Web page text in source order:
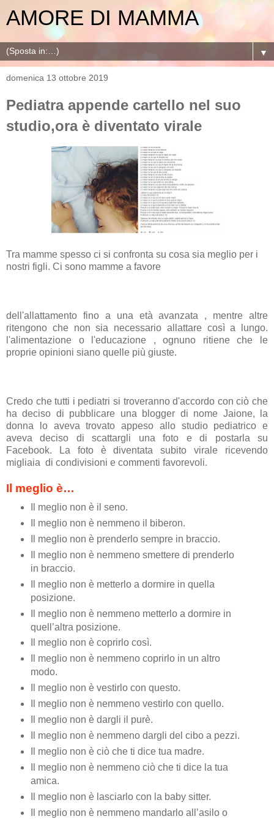
AMORE DI MAMMA
▼
domenica 13 ottobre 2019
Pediatra appende cartello nel suo
studio,ora è diventato virale
Tra mamme spesso ci si confronta su cosa sia meglio per i
nostri figli. Ci sono mamme a favore
dell'allattamento fino a una età avanzata , mentre altre
ritengono che non sia necessario allattare così a lungo.
l'alimentazione o l'educazione , ognuno ritiene che le
proprie opinioni siano quelle più giuste.
Credo che tutti i pediatri si troveranno d'accordo con ciò che
ha deciso di pubblicare una blogger di nome Jaione, la
donna lo aveva trovato appeso allo studio pediatrico e
aveva deciso di scattargli una foto e di postarla su
Facebook. La foto è diventata subito virale ricevendo
migliaia di condivisioni e commenti favorevoli.
Il meglio è…
Il meglio non è il seno.
Il meglio non è nemmeno il biberon.
Il meglio non è prenderlo sempre in braccio.
Il meglio non è nemmeno smettere di prenderlo
in braccio.
Il meglio non è metterlo a dormire in quella
posizione.
Il meglio non è nemmeno metterlo a dormire in
quell’altra posizione.
Il meglio non è coprirlo così.
Il meglio non è nemmeno coprirlo in un altro
modo.
Il meglio non è vestirlo con questo.
Il meglio non è nemmeno vestirlo con quello.
Il meglio non è dargli il purè.
Il meglio non è nemmeno dargli del cibo a pezzi.
Il meglio non è ciò che ti dice tua madre.
Il meglio non è nemmeno ciò che ti dice la tua
amica.
Il meglio non è lasciarlo con la baby sitter.
Il meglio non è nemmeno mandarlo all’asilo o